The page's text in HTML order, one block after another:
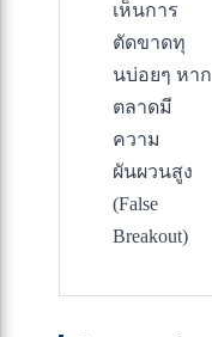
เห็นการ
ตัดขาดทุ
นบ่อยๆ หาก
ตลาดมี
ความ
ผันผวนสูง
(False
Breakout)